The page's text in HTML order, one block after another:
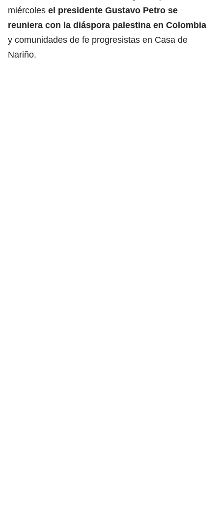
miércoles el presidente Gustavo Petro se
reuniera con la diáspora palestina en Colombia
y comunidades de fe progresistas en Casa de
Nariño.